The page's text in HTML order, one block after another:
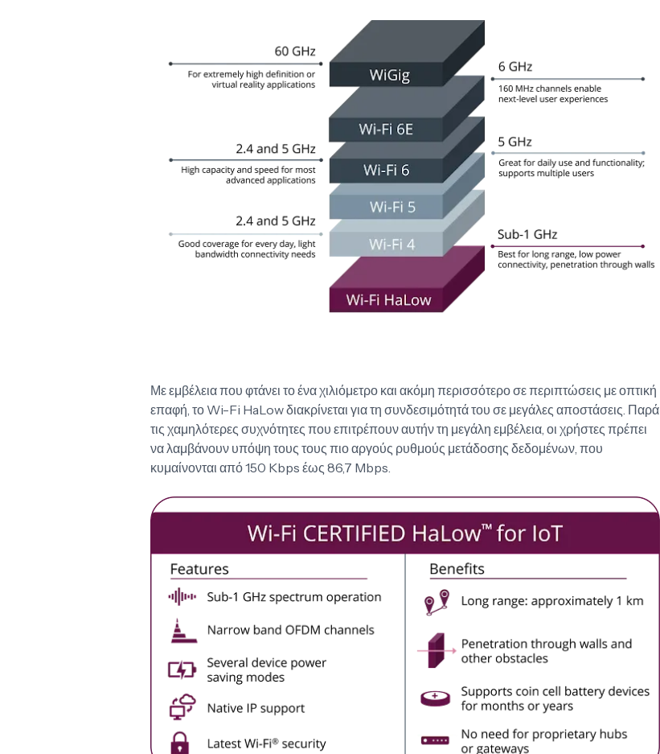
Με εμβέλεια που φτάνει το ένα χιλιόμετρο και ακόμη περισσότερο σε περιπτώσεις με οπτική
επαφή, το Wi-Fi HaLow διακρίνεται για τη συνδεσιμότητά του σε μεγάλες αποστάσεις. Παρά
τις χαμηλότερες συχνότητες που επιτρέπουν αυτήν τη μεγάλη εμβέλεια, οι χρήστες πρέπει
να λαμβάνουν υπόψη τους τους πιο αργούς ρυθμούς μετάδοσης δεδομένων, που
κυμαίνονται από 150 Kbps έως 86,7 Mbps.